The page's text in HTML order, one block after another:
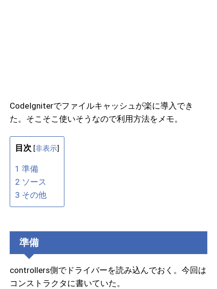
CodeIgniterでファイルキャッシュが楽に導入でき
た。そこそこ使いそうなので利用方法をメモ。
目次 [非表示]
1 準備
2 ソース
3 その他
準備
controllers側でドライバーを読み込んでおく。今回は
コンストラクタに書いていた。